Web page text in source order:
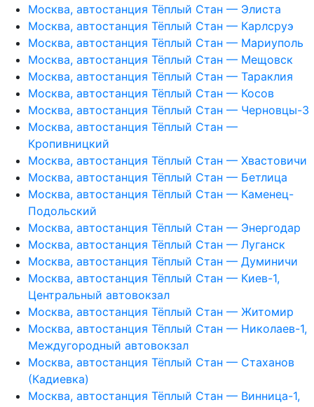
Москва, автостанция Тёплый Стан — Элиста
Москва, автостанция Тёплый Стан — Карлсруэ
Москва, автостанция Тёплый Стан — Мариуполь
Москва, автостанция Тёплый Стан — Мещовск
Москва, автостанция Тёплый Стан — Тараклия
Москва, автостанция Тёплый Стан — Косов
Москва, автостанция Тёплый Стан — Черновцы-3
Москва, автостанция Тёплый Стан —
Кропивницкий
Москва, автостанция Тёплый Стан — Хвастовичи
Москва, автостанция Тёплый Стан — Бетлица
Москва, автостанция Тёплый Стан — Каменец-
Подольский
Москва, автостанция Тёплый Стан — Энергодар
Москва, автостанция Тёплый Стан — Луганск
Москва, автостанция Тёплый Стан — Думиничи
Москва, автостанция Тёплый Стан — Киев-1,
Центральный автовокзал
Москва, автостанция Тёплый Стан — Житомир
Москва, автостанция Тёплый Стан — Николаев-1,
Междугородный автовокзал
Москва, автостанция Тёплый Стан — Стаханов
(Кадиевка)
Москва, автостанция Тёплый Стан — Винница-1,